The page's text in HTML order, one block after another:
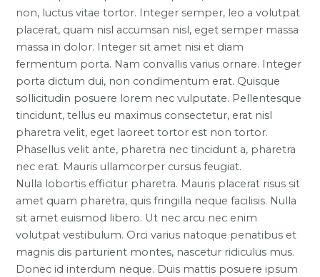
non, luctus vitae tortor. Integer semper, leo a volutpat
placerat, quam nisl accumsan nisl, eget semper massa
massa in dolor. Integer sit amet nisi et diam
fermentum porta. Nam convallis varius ornare. Integer
porta dictum dui, non condimentum erat. Quisque
sollicitudin posuere lorem nec vulputate. Pellentesque
tincidunt, tellus eu maximus consectetur, erat nisl
pharetra velit, eget laoreet tortor est non tortor.
Phasellus velit ante, pharetra nec tincidunt a, pharetra
nec erat. Mauris ullamcorper cursus feugiat.
Nulla lobortis efficitur pharetra. Mauris placerat risus sit
amet quam pharetra, quis fringilla neque facilisis. Nulla
sit amet euismod libero. Ut nec arcu nec enim
volutpat vestibulum. Orci varius natoque penatibus et
magnis dis parturient montes, nascetur ridiculus mus.
Donec id interdum neque. Duis mattis posuere ipsum